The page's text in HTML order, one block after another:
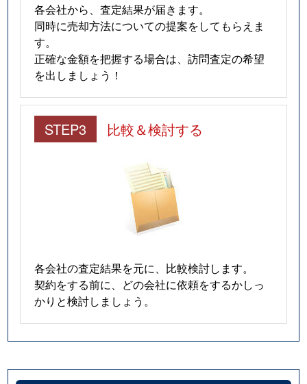
各会社から、査定結果が届きます。
同時に売却方法についての提案をしてもらえま
す。
正確な金額を把握する場合は、訪問査定の希望
を出しましょう！
STEP3 比較＆検討する
各会社の査定結果を元に、比較検討します。
契約をする前に、どの会社に依頼をするかしっ
かりと検討しましょう。